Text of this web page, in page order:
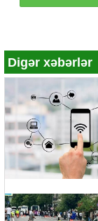
Digər xəbərlər